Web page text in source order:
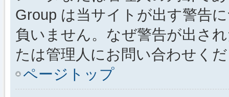
Group は当サイトが出す警告
負いません。なぜ警告が出さ
たは管理人にお問い合わせく
ページトップ